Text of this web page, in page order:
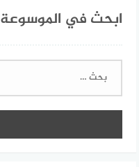
ابحث في الموسوعة
البحث